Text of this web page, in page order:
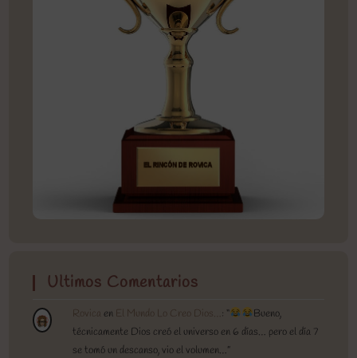
Ultimos Comentarios
Rovica en El Mundo Lo Creo Dios… : “
Bueno,
técnicamente Dios creó el universo en 6 días… pero el día 7
se tomó un descanso, vio el volumen…”